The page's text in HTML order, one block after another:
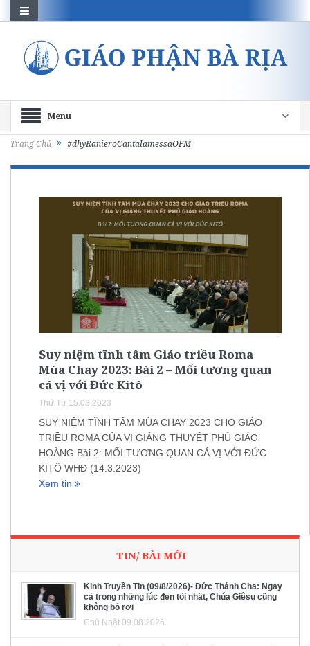
Menu
Trang Chủ #dhyRanieroCantalamessaOFM
Suy niệm tĩnh tâm Giáo triều Roma
Mùa Chay 2023: Bài 2 – Mối tương quan
cá vị với Đức Kitô
Thứ Tư 15.03.2023
SUY NIỆM TĨNH TÂM MÙA CHAY 2023 CHO GIÁO
TRIỀU ROMA CỦA VỊ GIẢNG THUYẾT PHỦ GIÁO
HOÀNG Bài 2: MỐI TƯƠNG QUAN CÁ VỊ VỚI ĐỨC
KITÔ WHĐ (14.3.2023)
Xem tin
TIN/ BÀI MỚI
Kinh Truyền Tin (09/8/2026)- Đức Thánh Cha: Ngay
cả trong những lúc đen tối nhất, Chúa Giêsu cũng
không bỏ rơi
Chủ Nhật 09.08.2026